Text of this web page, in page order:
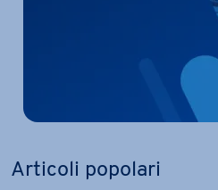
Articoli popolari